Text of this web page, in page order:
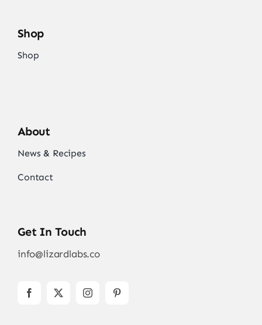
Shop
Shop
About
News & Recipes
Contact
Get In Touch
info@lizardlabs.co